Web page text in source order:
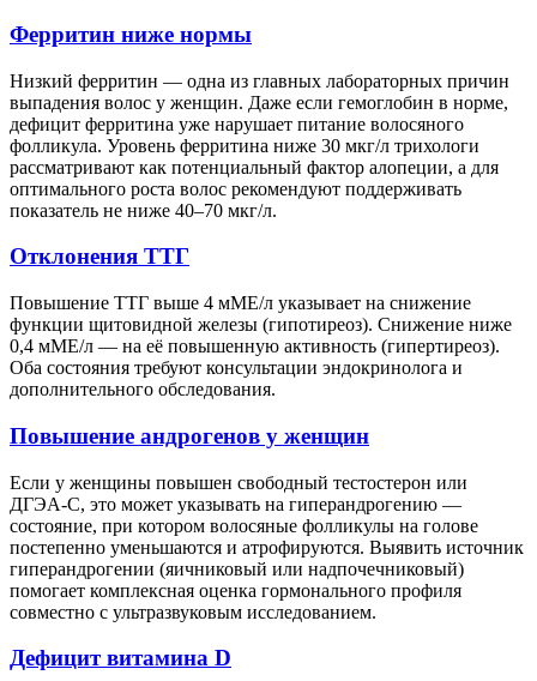
Ферритин ниже нормы
Низкий ферритин — одна из главных лабораторных причин
выпадения волос у женщин. Даже если гемоглобин в норме,
дефицит ферритина уже нарушает питание волосяного
фолликула. Уровень ферритина ниже 30 мкг/л трихологи
рассматривают как потенциальный фактор алопеции, а для
оптимального роста волос рекомендуют поддерживать
показатель не ниже 40–70 мкг/л.
Отклонения ТТГ
Повышение ТТГ выше 4 мМЕ/л указывает на снижение
функции щитовидной железы (гипотиреоз). Снижение ниже
0,4 мМЕ/л — на её повышенную активность (гипертиреоз).
Оба состояния требуют консультации эндокринолога и
дополнительного обследования.
Повышение андрогенов у женщин
Если у женщины повышен свободный тестостерон или
ДГЭА-С, это может указывать на гиперандрогению —
состояние, при котором волосяные фолликулы на голове
постепенно уменьшаются и атрофируются. Выявить источник
гиперандрогении (яичниковый или надпочечниковый)
помогает комплексная оценка гормонального профиля
совместно с ультразвуковым исследованием.
Дефицит витамина D